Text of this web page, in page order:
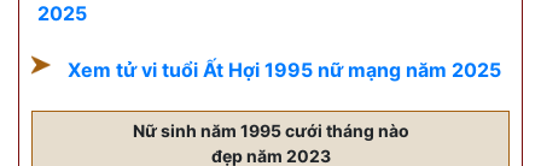
2025
Xem tử vi tuổi Ất Hợi 1995 nữ mạng năm 2025
Nữ sinh năm 1995 cưới tháng nào
đẹp năm 2023